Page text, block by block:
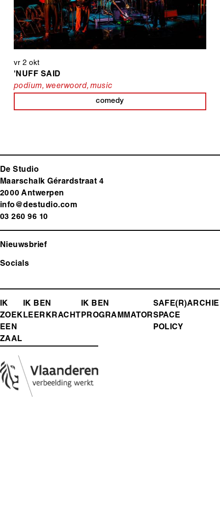
vr 2 okt
'NUFF SAID
podium, weerwoord,music
comedy
De Studio
Maarschalk Gérardstraat 4
2000 Antwerpen
info@destudio.com
03 260 96 10
Nieuwsbrief
Socials
FOOTER-
MENU
IK
ZOEK
EEN
ZAAL
IK BEN
LEERKRACHT
IK BEN
PROGRAMMATOR
SAFE(R)
SPACE
POLICY
Media
Afbeelding